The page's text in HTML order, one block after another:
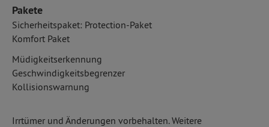
Pakete
Sicherheitspaket: Protection-Paket
Komfort Paket
Müdigkeitserkennung
Geschwindigkeitsbegrenzer
Kollisionswarnung
Irrtümer und Änderungen vorbehalten. Weitere